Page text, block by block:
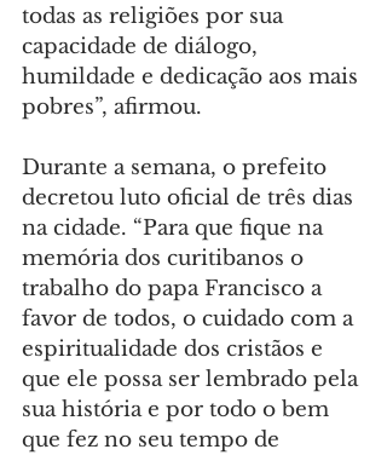
todas as religiões por sua
capacidade de diálogo,
humildade e dedicação aos mais
pobres”, afirmou.
Durante a semana, o prefeito
decretou luto oficial de três dias
na cidade. “Para que fique na
memória dos curitibanos o
trabalho do papa Francisco a
favor de todos, o cuidado com a
espiritualidade dos cristãos e
que ele possa ser lembrado pela
sua história e por todo o bem
que fez no seu tempo de